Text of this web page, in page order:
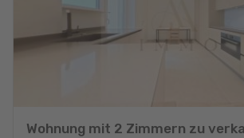
Wohnung mit 2 Zimmern zu